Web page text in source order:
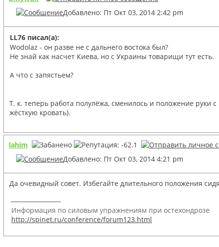
Добавлено: Пт Окт 03, 2014 2:42 pm
LL76 писал(а):
Wodolaz - он разве не с дальнего востока был?
Не знай как насчет Киева, но с Украины товарищи тут есть.
А что с запястьем?
Т. к. теперь работа полулёжа, сменилось и положение руки
жёсткую кровать).
lahim
Добавлено: Пт Окт 03, 2014 4:21 pm
Да очевидный совет. Избегайте длительного положения
Информация по силовым упражнениям при остехондрозе
http://spinet.ru/conference/forum123.html